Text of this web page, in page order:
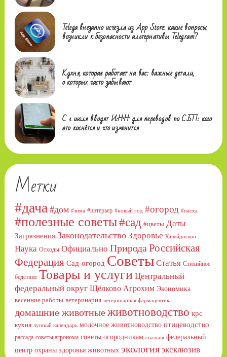
Telega внезапно исчезла из App Store: какие вопросы
возникли к безопасности альтернативы Telegram?
Кухня, которая работает на вас: важные детали,
о которых часто забывают
С 1 июля вводят ИНН для переводов по СБП: кого
это коснётся и что изменится
Метки
#дача #дом #зима #интерьер #новый год #огород #пасха
#полезные советы#сад #цветы Даты
Загрязнения Законодательство Здоровье Калейдоскоп
Наука Отходы Официально Природа Российская
Федерация Сад-огород Советы Статья Стихийное
бедствие Товары и услуги Центральный
федеральный округ Щёлково Агрохим Экономика
весенние работы ветеринария ветеринарная фармацевтика
домашние животныеживотноводство крс
кухня лунный календарь молочное животноводство птицеводство
рассада советы агронома советы огородникам спальня федеральный
центр охраны здоровья животных экология эксклюзив